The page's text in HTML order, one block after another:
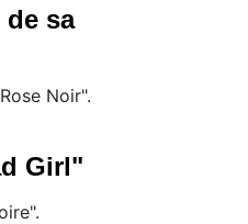
sa
Noir".
Girl"